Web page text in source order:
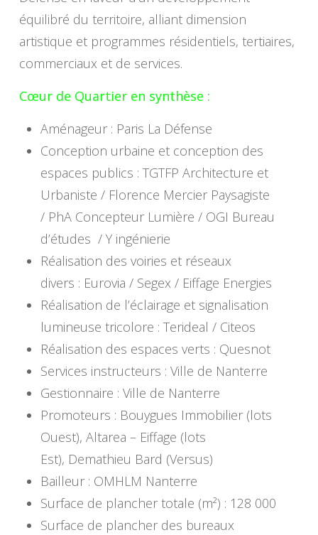
équilibré du territoire, alliant dimension
artistique et programmes résidentiels, tertiaires,
commerciaux et de services.
Cœur de Quartier en synthèse :
Aménageur : Paris La Défense
Conception urbaine et conception des
espaces publics : TGTFP Architecture et
Urbaniste / Florence Mercier Paysagiste
/ PhA Concepteur Lumière / OGI Bureau
d’études / Y ingénierie
Réalisation des voiries et réseaux
divers : Eurovia / Segex / Eiffage Energies
Réalisation de l’éclairage et signalisation
lumineuse tricolore : Terideal / Citeos
Réalisation des espaces verts : Quesnot
Services instructeurs : Ville de Nanterre
Gestionnaire : Ville de Nanterre
Promoteurs : Bouygues Immobilier (lots
Ouest), Altarea – Eiffage (lots
Est), Demathieu Bard (Versus)
Bailleur : OMHLM Nanterre
Surface de plancher totale (m²) : 128 000
Surface de plancher des bureaux